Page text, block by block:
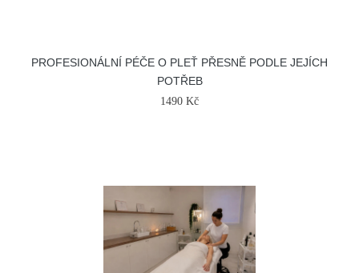
PROFESIONÁLNÍ PÉČE O PLEŤ PŘESNĚ PODLE JEJÍCH
POTŘEB
1490 Kč